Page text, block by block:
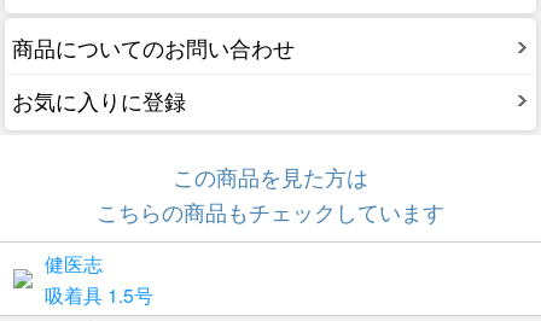
商品についてのお問い合わせ
お気に入りに登録
この商品を見た方は
こちらの商品もチェックしています
健医志
吸着具 1.5号